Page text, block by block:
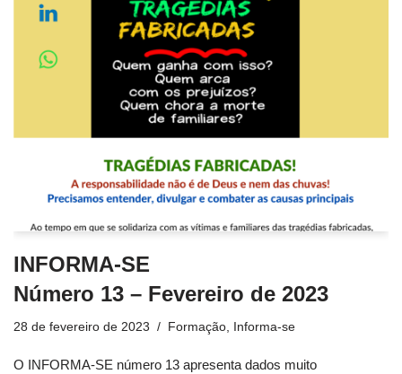
INFORMA-SE
Número 13 – Fevereiro de 2023
28 de fevereiro de 2023 Formação, Informa-se
O INFORMA-SE número 13 apresenta dados muito